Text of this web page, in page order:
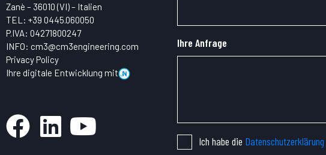
Zanè – 36010 (VI) – Italien
TEL: +39 0445.060050
P.IVA: 04271800247
INFO: cm3@cm3engineering.com
Privacy Policy
Ihre digitale Entwicklung mit
Ihre Anfrage
Ich habe die Datenschutzerklärung